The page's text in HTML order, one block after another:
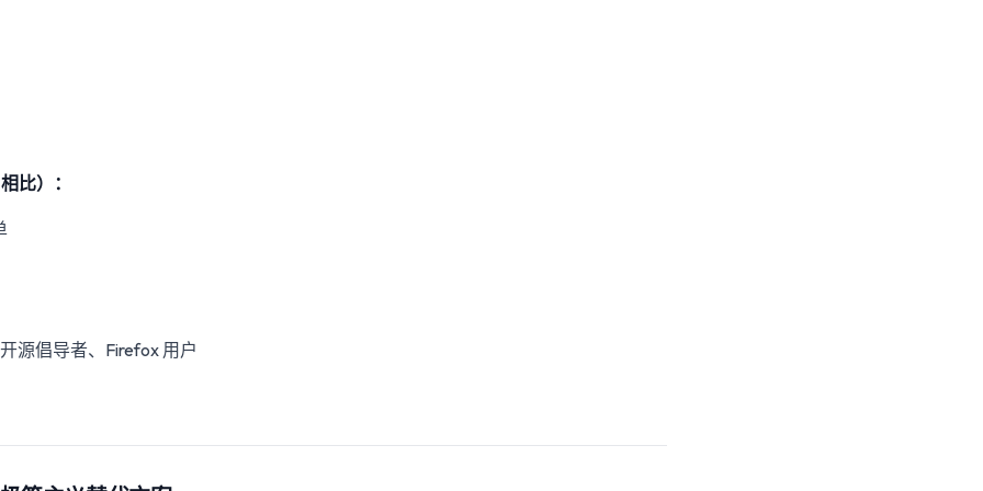
比）：
源倡导者、Firefox 用户